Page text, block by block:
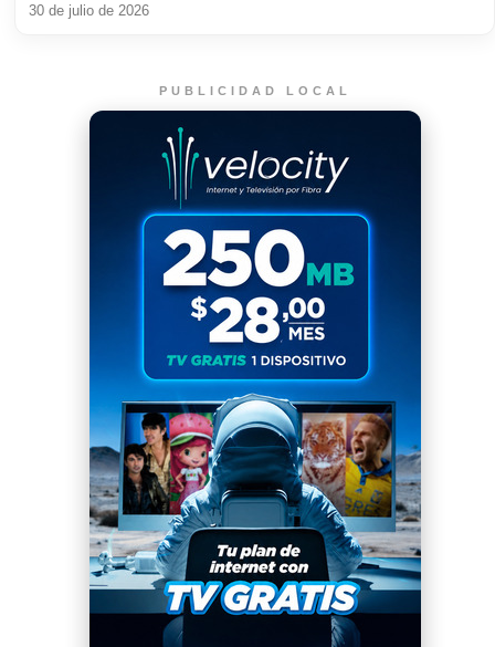
30 de julio de 2026
PUBLICIDAD LOCAL